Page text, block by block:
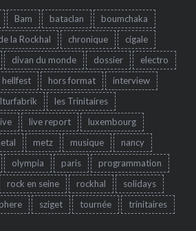
Bam bataclan
boumchaka
la Rockhal
chronique
cigale
divan du monde dossier
electro
hellfest hors format
interview
les Trinitaires
live report
luxembourg
metz musique
nancy
olympia paris
programmation
rock en seine rockhal
solidays
sziget tournée
trinitaires